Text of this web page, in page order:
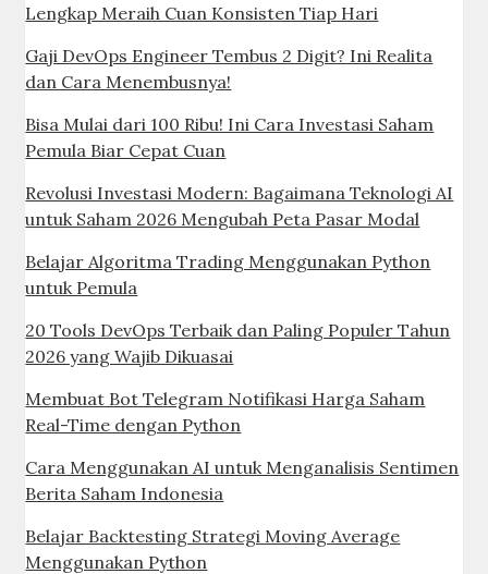
Lengkap Meraih Cuan Konsisten Tiap Hari
Gaji DevOps Engineer Tembus 2 Digit? Ini Realita
dan Cara Menembusnya!
Bisa Mulai dari 100 Ribu! Ini Cara Investasi Saham
Pemula Biar Cepat Cuan
Revolusi Investasi Modern: Bagaimana Teknologi AI
untuk Saham 2026 Mengubah Peta Pasar Modal
Belajar Algoritma Trading Menggunakan Python
untuk Pemula
20 Tools DevOps Terbaik dan Paling Populer Tahun
2026 yang Wajib Dikuasai
Membuat Bot Telegram Notifikasi Harga Saham
Real-Time dengan Python
Cara Menggunakan AI untuk Menganalisis Sentimen
Berita Saham Indonesia
Belajar Backtesting Strategi Moving Average
Menggunakan Python